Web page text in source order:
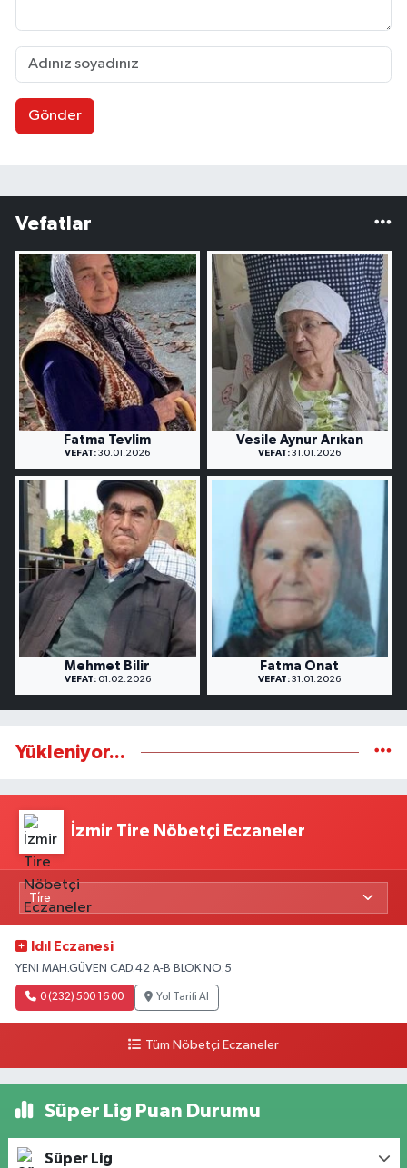
Gönder
Vefatlar
Fatma Tevlim
VEFAT: 30.01.2026
Vesile Aynur Arıkan
VEFAT: 31.01.2026
Mehmet Bilir
VEFAT:01.02.2026
Fatma Onat
VEFAT: 31.01.2026
Yükleniyor...
İzmir Tire Nöbetçi Eczaneler
Idıl Eczanesi
YENI MAH.GÜVEN CAD.42 A-B BLOK NO:5
0 (232) 500 16 00 Yol Tarifi Al
Tüm Nöbetçi Eczaneler
Süper Lig Puan Durumu
Süper Lig